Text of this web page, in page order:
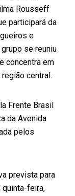
Rousseff
participará da
e
se reuniu
concentra em
central.
Frente Brasil
da Avenida
pelos
prevista para
quinta-feira,